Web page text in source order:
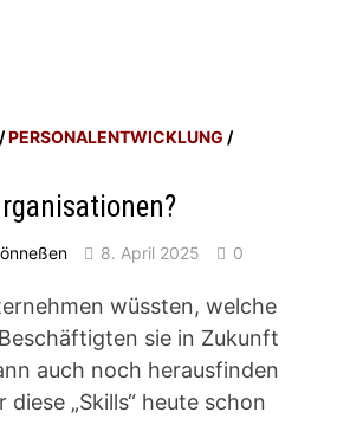
/PERSONALENTWICKLUNG /
8. April 2025 0
wüssten, welche
sie in Zukunft
auch noch herausfinden
„Skills“ heute schon